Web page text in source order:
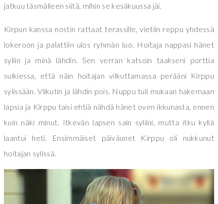
jatkuu täsmälleen siitä, mihin se kesäkuussa jäi.
Kirpun kanssa nostin rattaat terassille, vietiin reppu yhdessä
lokeroon ja palattiin ulos ryhmän luo. Hoitaja nappasi hänet
syliin ja minä lähdin. Sen verran katsoin taakseni porttia
sulkiessa, että näin hoitajan vilkuttamassa perääni Kirppu
sylissään. Vilkutin ja lähdin pois. Nuppu tuli mukaan hakemaan
lapsia ja Kirppu taisi ehtiä nähdä hänet oven ikkunasta, ennen
kuin näki minut. Itkevän lapsen sain syliini, mutta itku kyllä
laantui heti. Ensimmäiset päiväunet Kirppu oli nukkunut
hoitajan sylissä.